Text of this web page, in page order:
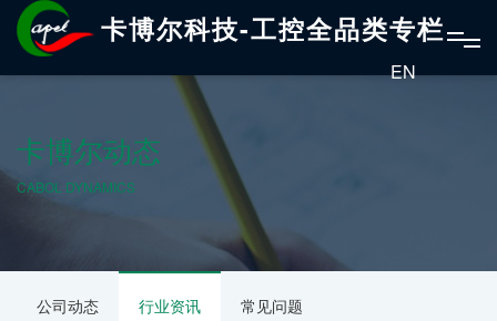
卡博尔科技-工控全品类专栏
EN
卡博尔动态
CABOL DYNAMICS
公司动态 行业资讯 常见问题